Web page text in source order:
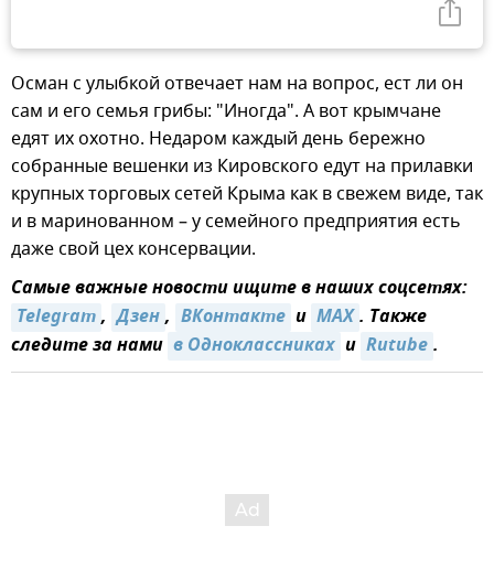
Осман с улыбкой отвечает нам на вопрос, ест ли он
сам и его семья грибы: "Иногда". А вот крымчане
едят их охотно. Недаром каждый день бережно
собранные вешенки из Кировского едут на прилавки
крупных торговых сетей Крыма как в свежем виде, так
и в маринованном – у семейного предприятия есть
даже свой цех консервации.
Самые важные новости ищите в наших соцсетях:
Telegram, Дзен, ВКонтакте и MAX. Также
следите за нами в Одноклассниках и Rutube.